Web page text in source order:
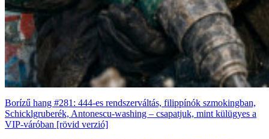
Borízű hang #281: 444-es rendszerváltás, filippínók szmokingban,
Schicklgruberék, Antonescu-washing – csapatjuk, mint külügyes a
VIP-váróban [rövid verzió]